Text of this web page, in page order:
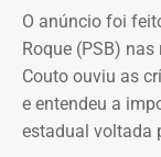
O anúncio foi
Roque (PSB)
Couto ouviu as
e entendeu a
estadual voltada